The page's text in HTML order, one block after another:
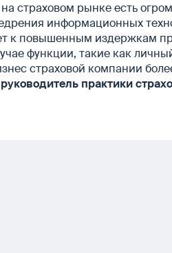
страховом рынке есть
информационных
к повышенным издержкам
функции, такие как
страховой компании
практики